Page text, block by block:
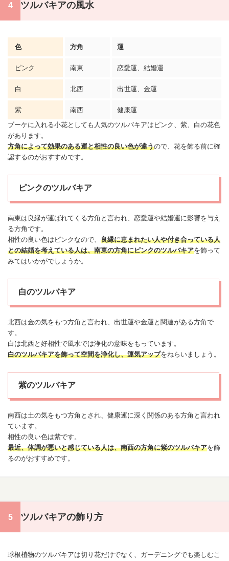
ツルバキアの風水
色 方角 運
ピンク 南東 恋愛運、結婚運
白 北西 出世運、金運
紫 南西 健康運
ブーケに入れる小花としても人気のツルバキアはピンク、紫、白の花色
があります。
方角によって効果のある運と相性の良い色が違うので、花を飾る前に確
認するのがおすすめです。
ピンクのツルバキア
南東は良縁が運ばれてくる方角と言われ、恋愛運や結婚運に影響を与え
る方角です。
相性の良い色はピンクなので、 良縁に恵まれたい人や付き合っている人
との結婚を考えている人は、南東の方角にピンクのツルバキアを飾って
みてはいかがでしょうか。
白のツルバキア
北西は金の気をもつ方角と言われ、出世運や金運と関連がある方角で
す。
白は北西と好相性で風水では浄化の意味をもっています。
白のツルバキアを飾って空間を浄化し、運気アップをねらいましょう。
紫のツルバキア
南西は土の気をもつ方角とされ、 健康運に深く関係のある方角と言われ
ています。
相性の良い色は紫です。
最近、体調が悪いと感じている人は、南西の方角に紫のツルバキアを飾
るのがおすすめです。
ツルバキアの飾り方
球根植物のツルバキアは切り花だけでなく、ガーデニングでも楽しむこ